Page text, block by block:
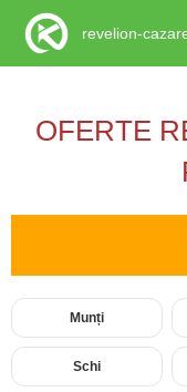
OFERTE
Munți
Schi
revelion-